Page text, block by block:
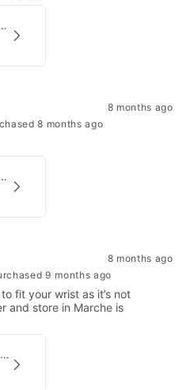
par Karl Lagerfeld 2008
8 months ago
8 months ago
Chanel Automne 1995
8 months ago
9 months ago
fit your wrist as it’s not
and store in Marche is
Bracelet Chanel Hiver 1997